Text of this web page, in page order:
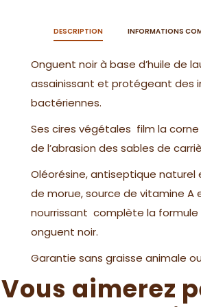
DESCRIPTION INFORMATIONS
Onguent noir à base d’huile de
assainissant et protégeant des
bactériennes.
Ses cires végétales film la
de l’abrasion des sables de
Oléorésine, antiseptique naturel
de morue, source de vitamine A
nourrissant complète la
onguent noir.
Garantie sans graisse animale
Vous aimerez